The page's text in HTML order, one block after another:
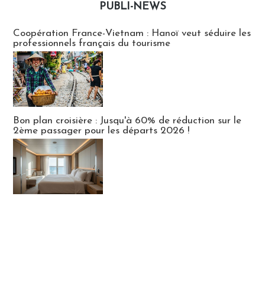
PUBLI-NEWS
Coopération France-Vietnam : Hanoï veut séduire les
professionnels français du tourisme
Bon plan croisière : Jusqu'à 60% de réduction sur le
2ème passager pour les départs 2026 !